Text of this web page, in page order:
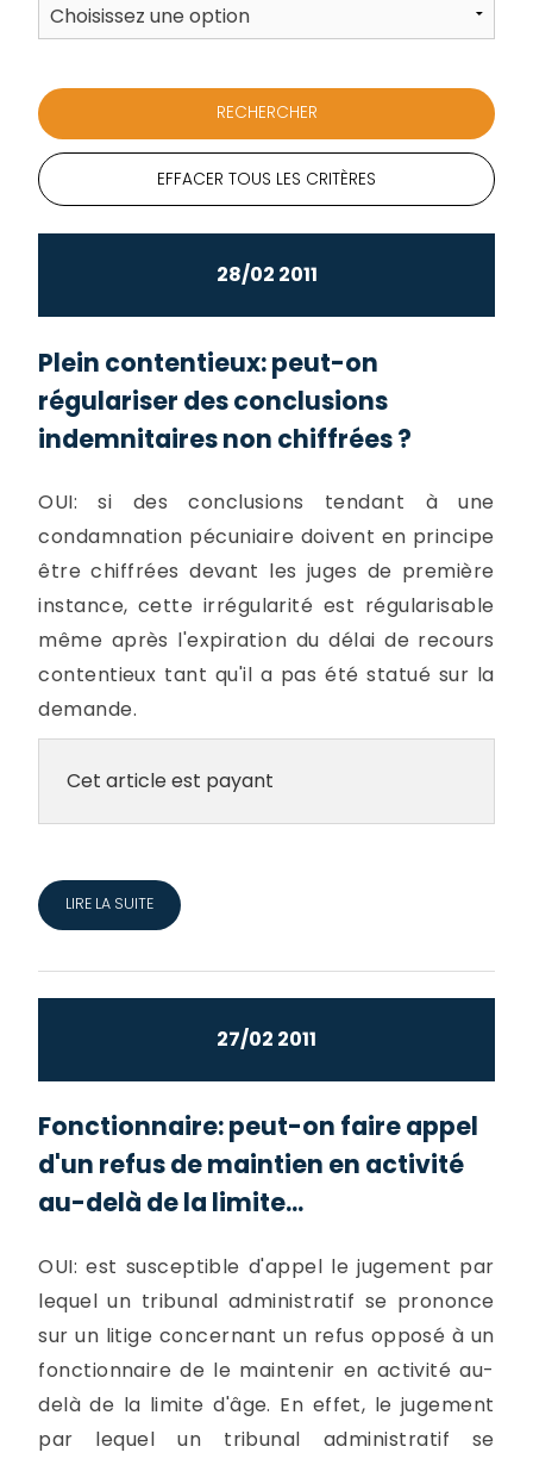
EFFACER TOUS LES CRITÈRES
28/02 2011
Plein contentieux: peut-on
régulariser des conclusions
indemnitaires non chiffrées ?
OUI: si des conclusions tendant à une
condamnation pécuniaire doivent en principe
être chiffrées devant les juges de première
instance, cette irrégularité est régularisable
même après l'expiration du délai de recours
contentieux tant qu'il a pas été statué sur la
demande.
Cet article est payant
LIRE LA SUITE
27/02 2011
Fonctionnaire: peut-on faire appel
d'un refus de maintien en activité
au-delà de la limite...
OUI: est susceptible d'appel le jugement par
lequel un tribunal administratif se prononce
sur un litige concernant un refus opposé à un
fonctionnaire de le maintenir en activité au-
delà de la limite d'âge. En effet, le jugement
par lequel un tribunal administratif se